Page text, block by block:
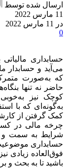
ارسال شده توسط
11 مارس 2022
در 11 مارس 2022
0
حسابداری
می‌آید و
که به‌صورت
حاضر نه‌ تنها
کوچک نیز
به‌گونه‌ای که با
کمک گرفتن از
چرخه مالی در
شرایط به سمت و
حسابداری
فوق‌العاده زیادی
باشید تا به بحث و